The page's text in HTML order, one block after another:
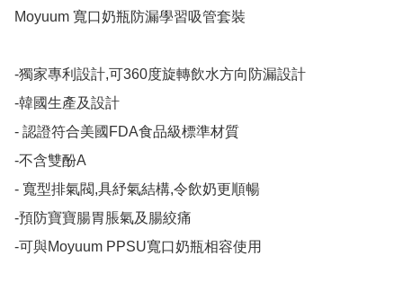
Moyuum 寬口奶瓶防漏學習吸管套裝
-獨家專利設計,可360度旋轉飲水方向防漏設計
-韓國生產及設計
- 認證符合美國FDA食品級標準材質
-不含雙酚A
- 寬型排氣閥,具紓氣結構,令飲奶更順暢
-預防寶寶腸胃脹氣及腸絞痛
-可與Moyuum PPSU寬口奶瓶相容使用